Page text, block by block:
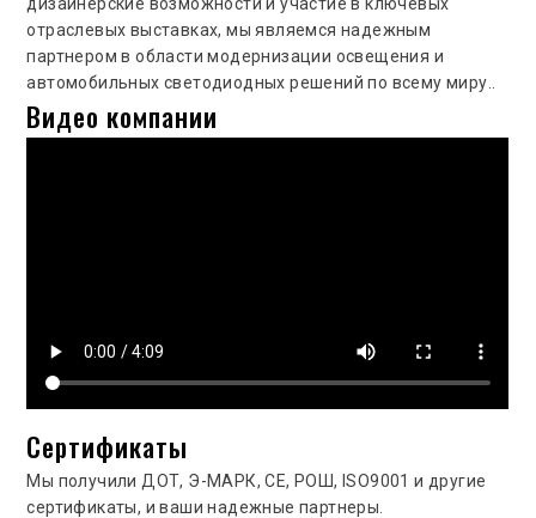
отраслевых выставках, мы являемся надежным
партнером в области модернизации освещения и
автомобильных светодиодных решений по всему миру..
Видео компании
Сертификаты
Мы получили ДОТ, Э-МАРК, CE, РОШ, ISO9001 и другие
сертификаты, и ваши надежные партнеры.